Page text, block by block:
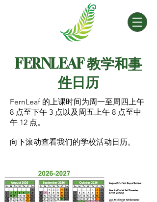
FERNLEAF 教学和事
件日历
FernLeaf 的上课时间为周一至周四上午
8 点至下午 3 点以及周五上午 8 点至中
午 12 点。
向下滚动查看我们的学校活动日历。